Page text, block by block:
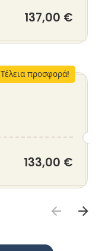
137,00 €
Τέλεια προσφορά!
133,00 €